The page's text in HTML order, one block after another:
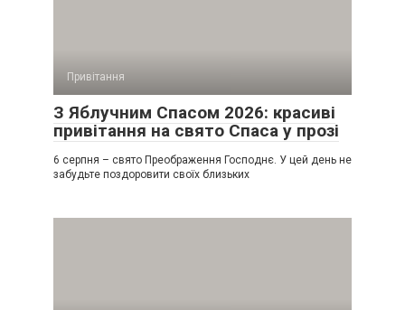
Привітання
З Яблучним Спасом 2026: красиві
привітання на свято Спаса у прозі
6 серпня – свято Преображення Господнє. У цей день не
забудьте поздоровити своїх близьких